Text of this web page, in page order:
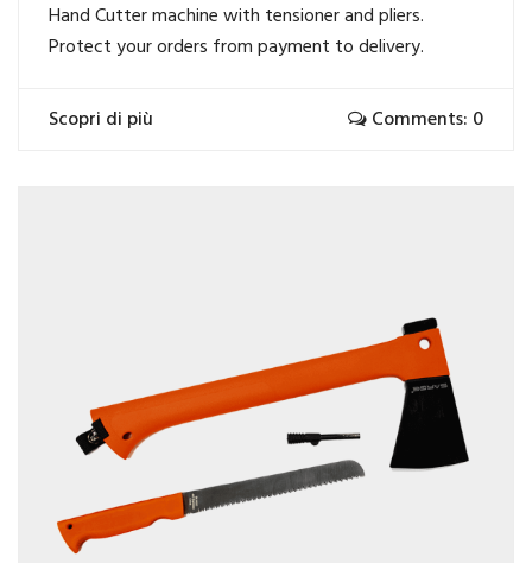
Hand Cutter machine with tensioner and pliers.
Protect your orders from payment to delivery.
Scopri di più Comments: 0